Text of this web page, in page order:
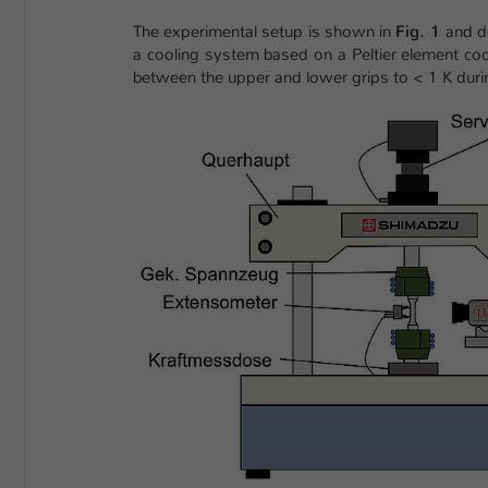
The experimental setup is shown in Fig. 1 and
a cooling system based on a Peltier element
between the upper and lower grips to < 1 K